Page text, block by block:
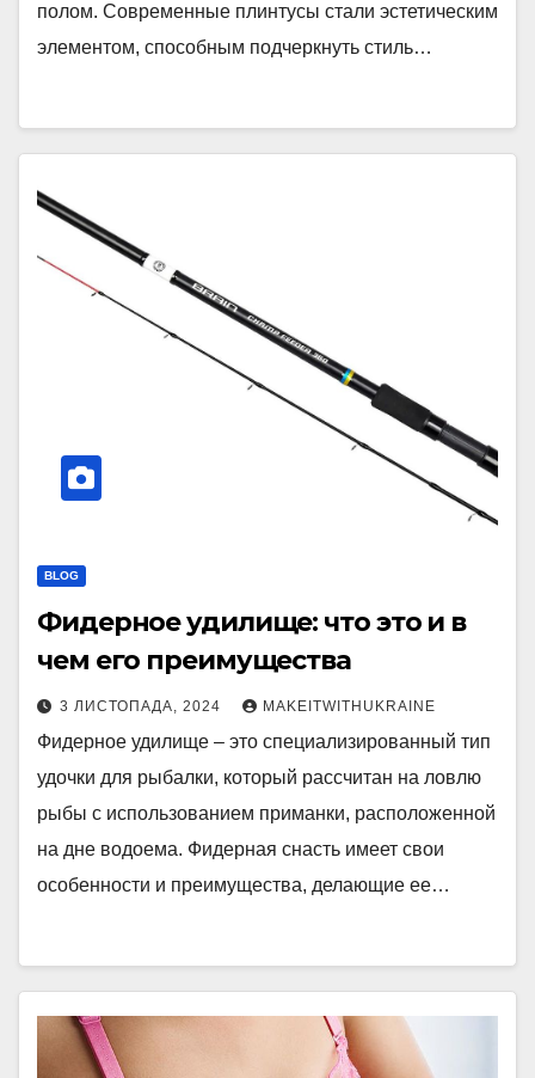
полом. Современные плинтусы стали эстетическим
элементом, способным подчеркнуть стиль…
BLOG
Фидерное удилище: что это и в
чем его преимущества
3 ЛИСТОПАДА, 2024 MAKEITWITHUKRAINE
Фидерное удилище – это специализированный тип
удочки для рыбалки, который рассчитан на ловлю
рыбы с использованием приманки, расположенной
на дне водоема. Фидерная снасть имеет свои
особенности и преимущества, делающие ее…